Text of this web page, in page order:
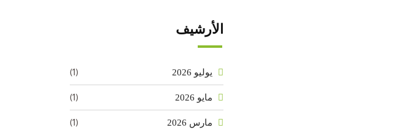
الأرشيف
يوليو 2026 (1)
مايو 2026 (1)
مارس 2026 (1)